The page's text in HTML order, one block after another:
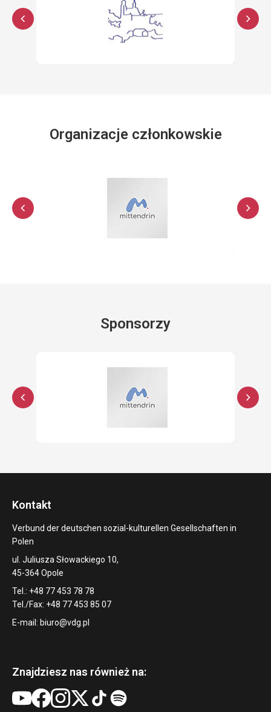
Organizacje członkowskie
Sponsorzy
Kontakt
Verbund der deutschen sozial-kulturellen Gesellschaften in
Polen
ul. Juliusza Słowackiego 10,
45-364 Opole
Tel.: +48 77 453 78 78
Tel./Fax: +48 77 453 85 07
E-mail: biuro@vdg.pl
Znajdziesz nas również na: